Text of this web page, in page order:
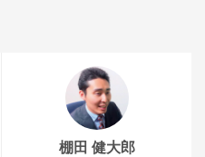
棚田 健大郎